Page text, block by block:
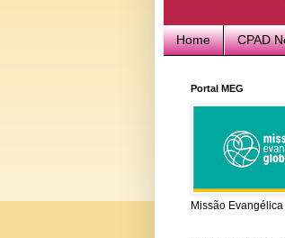
Home CPAD
Portal MEG
Missão